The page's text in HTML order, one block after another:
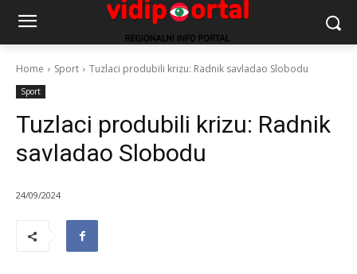
Home Sport Tuzlaci produbili krizu: Radnik savladao Slobodu
Sport
Tuzlaci produbili krizu: Radnik
savladao Slobodu
24/09/2024